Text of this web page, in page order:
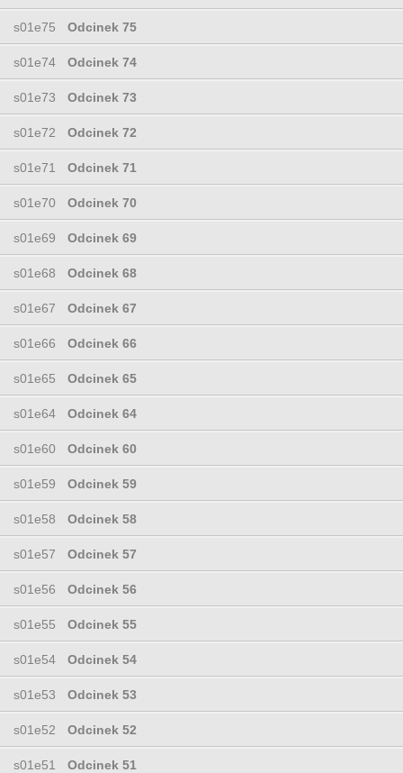
s01e75 Odcinek 75
s01e74 Odcinek 74
s01e73 Odcinek 73
s01e72 Odcinek 72
s01e71 Odcinek 71
s01e70 Odcinek 70
s01e69 Odcinek 69
s01e68 Odcinek 68
s01e67 Odcinek 67
s01e66 Odcinek 66
s01e65 Odcinek 65
s01e64 Odcinek 64
s01e60 Odcinek 60
s01e59 Odcinek 59
s01e58 Odcinek 58
s01e57 Odcinek 57
s01e56 Odcinek 56
s01e55 Odcinek 55
s01e54 Odcinek 54
s01e53 Odcinek 53
s01e52 Odcinek 52
s01e51 Odcinek 51